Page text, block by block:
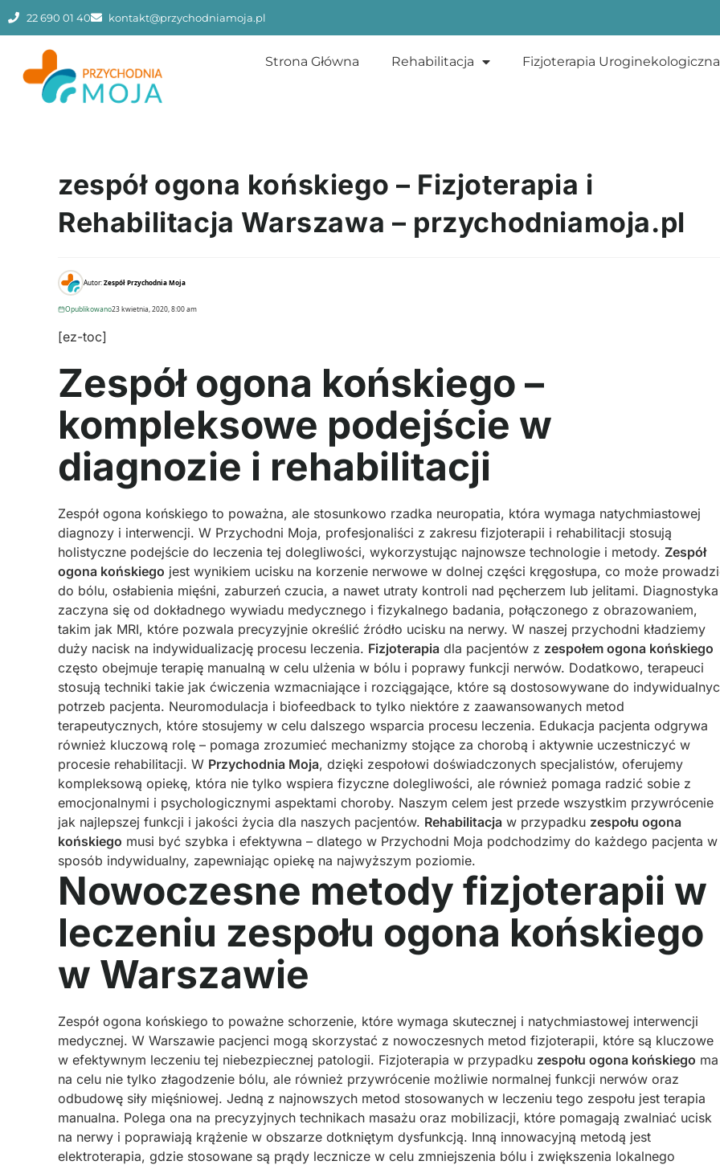
22 690 01 40 kontakt@przychodniamoja.pl
Strona Główna Rehabilitacja Fizjoterapia Uroginekologiczna
zespół ogona końskiego – Fizjoterapia i
Rehabilitacja Warszawa – przychodniamoja.pl
Autor:Zespół Przychodnia Moja
Opublikowano23 kwietnia, 2020, 8:00 am
[ez-toc]
Zespół ogona końskiego –
kompleksowe podejście w
diagnozie i rehabilitacji
Zespół ogona końskiego to poważna, ale stosunkowo rzadka neuropatia, która wymaga natychmiastowej
diagnozy i interwencji. W Przychodni Moja, profesjonaliści z zakresu fizjoterapii i rehabilitacji stosują
holistyczne podejście do leczenia tej dolegliwości, wykorzystując najnowsze technologie i metody. Zespół
ogona końskiego jest wynikiem ucisku na korzenie nerwowe w dolnej części kręgosłupa, co może
do bólu, osłabienia mięśni, zaburzeń czucia, a nawet utraty kontroli nad pęcherzem lub jelitami. Diagnostyka
zaczyna się od dokładnego wywiadu medycznego i fizykalnego badania, połączonego z obrazowaniem,
takim jak MRI, które pozwala precyzyjnie określić źródło ucisku na nerwy. W naszej przychodni kładziemy
duży nacisk na indywidualizację procesu leczenia. Fizjoterapia dla pacjentów z zespołem ogona końskiego
często obejmuje terapię manualną w celu ulżenia w bólu i poprawy funkcji nerwów. Dodatkowo, terapeuci
stosują techniki takie jak ćwiczenia wzmacniające i rozciągające, które są dostosowywane do
potrzeb pacjenta. Neuromodulacja i biofeedback to tylko niektóre z zaawansowanych metod
terapeutycznych, które stosujemy w celu dalszego wsparcia procesu leczenia. Edukacja pacjenta odgrywa
również kluczową rolę – pomaga zrozumieć mechanizmy stojące za chorobą i aktywnie uczestniczyć w
procesie rehabilitacji. W Przychodnia Moja, dzięki zespołowi doświadczonych specjalistów, oferujemy
kompleksową opiekę, która nie tylko wspiera fizyczne dolegliwości, ale również pomaga radzić sobie z
emocjonalnymi i psychologicznymi aspektami choroby. Naszym celem jest przede wszystkim przywrócenie
jak najlepszej funkcji i jakości życia dla naszych pacjentów. Rehabilitacja w przypadku zespołu ogona
końskiego musi być szybka i efektywna – dlatego w Przychodni Moja podchodzimy do każdego pacjenta w
sposób indywidualny, zapewniając opiekę na najwyższym poziomie.
Nowoczesne metody fizjoterapii w
leczeniu zespołu ogona końskiego
w Warszawie
Zespół ogona końskiego to poważne schorzenie, które wymaga skutecznej i natychmiastowej interwencji
medycznej. W Warszawie pacjenci mogą skorzystać z nowoczesnych metod fizjoterapii, które są kluczowe
w efektywnym leczeniu tej niebezpiecznej patologii. Fizjoterapia w przypadku zespołu ogona końskiego ma
na celu nie tylko złagodzenie bólu, ale również przywrócenie możliwie normalnej funkcji nerwów oraz
odbudowę siły mięśniowej. Jedną z najnowszych metod stosowanych w leczeniu tego zespołu jest terapia
manualna. Polega ona na precyzyjnych technikach masażu oraz mobilizacji, które pomagają zwalniać ucisk
na nerwy i poprawiają krążenie w obszarze dotkniętym dysfunkcją. Inną innowacyjną metodą jest
elektroterapia, gdzie stosowane są prądy lecznicze w celu zmniejszenia bólu i zwiększenia lokalnego